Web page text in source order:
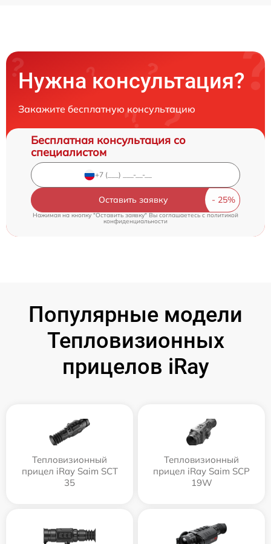
Нужна консультация?
Закажите бесплатную консультацию
Бесплатная консультация со
специалистом
Оставить заявку
Нажимая на кнопку "Оставить заявку" Вы соглашаетесь cполитикой
конфиденциальности
Популярные модели
Тепловизионных
прицелов iRay
Тепловизионный
прицел iRay Saim SCT
35
Тепловизионный
прицел iRay Saim SCP
19W